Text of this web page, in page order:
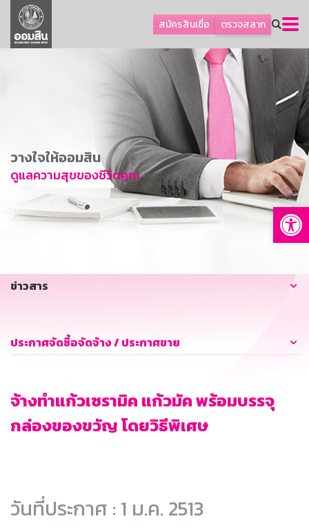
สมัครสินเชื่อ ตรวจสลาก
ลูกค้าธุรกิจ
ลูกค้าผู้ประกอบรายย่อย
การพัฒนาที่ยั่งยืน
ข่าวสาร
บริการทางการเงิน
อื่นๆ
วางใจให้ออมสิน
ดูแลความสุขของชีวิตคุณ
ข่าวสาร
ประกาศจัดซื้อจัดจ้าง / ประกาศขาย
จ้างทำแก้วเซรามิค แก้วมัค พร้อมบรรจุ
กล่องของขวัญ โดยวิธีพิเศษ
วันที่ประกาศ : 1 ม.ค. 2513